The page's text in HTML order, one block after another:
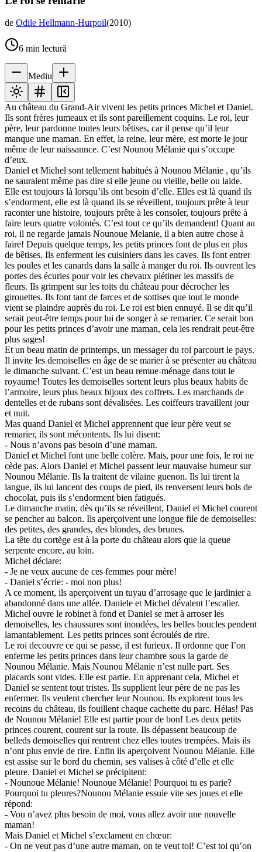
de Odile Hellmann-Hurpoil(2010)
6 min lectură
Mediu
Au château du Grand-Air vivent les petits princes Michel et Daniel.
Ils sont frères jumeaux et ils sont pareillement coquins. Le roi, leur
père, leur pardonne toutes leurs bêtises, car il pense qu’il leur
manque une maman. En effet, la reine, leur mère, est morte le jour
même de leur naissannce. C’est Nounou Mélanie qui s’occupe
d’eux.
Daniel et Michel sont tellement habitués à Nounou Mélanie , qu’ils
ne sauraient même pas dire si elle jeune ou vieille, belle ou laide.
Elle est toujours là lorsqu’ils ont besoin d’elle. Elles est là quand ils
s’endorment, elle est là quand ils se réveillent, toujours prête à leur
raconter une histoire, toujours prête à les consoler, toujours prête à
faire leurs quatre volontés. C’est tout ce qu’ils demandent! Quant au
roi, il ne regarde jamais Nounoue Melanie, il a bien autre chose à
faire! Depuis quelque temps, les petits princes font de plus en plus
de bêtises. Ils enferment les cuisiniers dans les caves. Ils font entrer
les poules et les canards dans la salle à manger du roi. Ils ouvrent les
portes des écuries pour voir les chevaux piétiner les massifs de
fleurs. Ils grimpent sur les toits du château pour décrocher les
girouettes. Ils font tant de farces et de sottises que tout le monde
vient se plaindre auprès du roi. Le roi est bien ennuyé. Il se dit qu’il
serait peut-être temps pour lui de songer à se remarier. Ce serait bon
pour les petits princes d’avoir une maman, cela les rendrait peut-être
plus sages!
Et un beau matin de printemps, un messager du roi parcourt le pays.
Il invite les demoiselles en âge de se marier à se présenter au château
le dimanche suivant. C’est un beau remue-ménage dans tout le
royaume! Toutes les demoiselles sortent leurs plus beaux habits de
l’armoire, leurs plus beaux bijoux des coffrets. Les marchands de
dentelles et de rubans sont dévalisées. Les coiffeurs travaillent jour
et nuit.
Mas quand Daniel et Michel apprennent que leur père veut se
remarier, ils sont mécontents. Ils lui disent:
- Nous n’avons pas besoin d’une maman.
Daniel et Michel font une belle colère. Mais, pour une fois, le roi ne
cède pas. Alors Daniel et Michel passent leur mauvaise humeur sur
Nounou Mélanie. Ils la traitent de vilaine guenon. Ils lui tirent la
langue, ils lui lancent des coups de pied, ils renversent leurs bols de
chocolat, puis ils s’endorment bien fatigués.
Le dimanche matin, dès qu’ils se réveillent, Daniel et Michel courent
se pencher au balcon. Ils aperçoivent une longue file de demoiselles:
des petites, des grandes, des blondes, des brunes.
La tête du cortège est à la porte du château alors que la queue
serpente encore, au loin.
Michel déclare:
- Je ne veux aucune de ces femmes pour mère!
- Daniel s’écrie: - moi non plus!
A ce moment, ils aperçoivent un tuyau d’arrosage que le jardinier a
abandonné dans une allée. Daniele et Michel dévalent l’escalier.
Michel ouvre le robinet à fond et Daniel se met à arroser les
demoiselles, les chaussures sont inondées, les belles boucles pendent
lamantablement. Les petits princes sont écroulés de rire.
Le roi decouvre ce qui se passe, il est furieux. Il ordonne que l’on
enferme les petits princes dans leur chambre sous la garde de
Nounou Mélanie. Mais Nounou Mélanie n’est nulle part. Ses
placards sont vides. Elle est partie. En apprenant cela, Michel et
Daniel se sentent tout tristes. Ils supplient leur père de ne pas les
enfermer. Ils veulent chercher leur Nounou. Ils explorent tous les
recoins du château, ils fouillent chaque cachette du parc. Hélas! Pas
de Nounou Mélanie! Elle est partie pour de bon! Les deux petits
princes courent, courent sur la route. Ils dépassent beaucoup de
belleds demoiselles qui rentrent chez elles toutes trempées. Mais ils
n’ont plus envie de rire. Enfin ils aperçoivent Nounou Mélanie. Elle
est assise sur le bord du chemin, ses valises à côté d’elle et elle
pleure. Daniel et Michel se précipitent:
- Nounoue Mélanie! Nounoue Mélanie! Pourquoi tu es parie?
Pourquoi tu pleures?Nounou Mélanie essuie vite ses joues et elle
répond:
- Vou n’avez plus besoin de moi, vous allez avoir une nouvelle
maman!
Mais Daniel et Michel s’exclament en chœur:
- On ne veut pas d’une autre maman, on te veut toi! C’est toi qu’on